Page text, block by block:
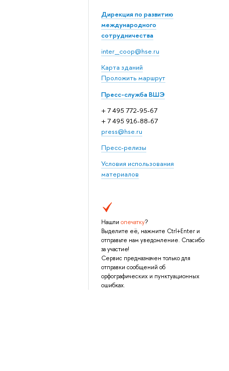
Дирекция по развитию
международного
сотрудничества
inter_coop@hse.ru
Карта зданий
Проложить маршрут
Пресс-служба ВШЭ
+ 7 495 772-95-67
+ 7 495 916-88-67
press@hse.ru
Пресс-релизы
Условия использования
материалов
Нашли опечатку?
Выделите её, нажмите Ctrl+Enter и
отправьте нам уведомление. Спасибо
за участие!
Сервис предназначен только для
отправки сообщений об
орфографических и пунктуационных
ошибках.